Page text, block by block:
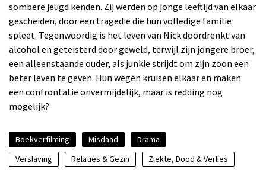
sombere jeugd kenden. Zij werden op jonge leeftijd van elkaar
gescheiden, door een tragedie die hun volledige familie
spleet. Tegenwoordig is het leven van Nick doordrenkt van
alcohol en geteisterd door geweld, terwijl zijn jongere broer,
een alleenstaande ouder, als junkie strijdt om zijn zoon een
beter leven te geven. Hun wegen kruisen elkaar en maken
een confrontatie onvermijdelijk, maar is redding nog
mogelijk?
Boekverfilming Misdaad
Drama
Verslaving
Relaties & Gezin Ziekte, Dood & Verlies